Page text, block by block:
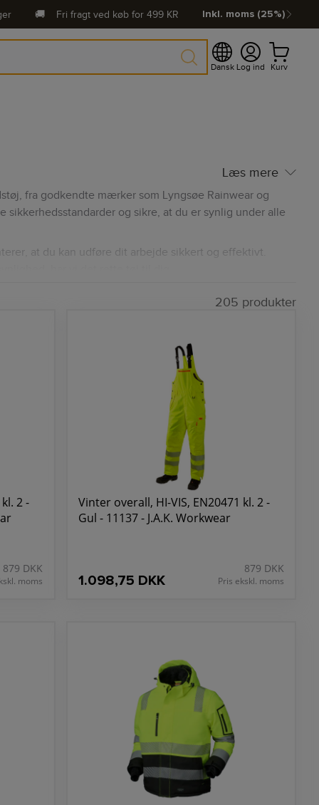
🚚 Fri fragt ved køb for 499 KR Inkl. moms (25%)
Dansk Log ind Kurv
Læs mere
fra godkendte mærker som Lyngsøe Rainwear og
og sikre, at du er synlig under alle
at du kan udføre dit arbejde sikkert og effektivt.
bedste.
205 produkter
2 -
879 DKK
moms
Vinter overall, HI-VIS, EN20471 kl. 2 -
Gul - 11137 - J.A.K. Workwear
1.098,75 DKK
879 DKK
Pris ekskl. moms